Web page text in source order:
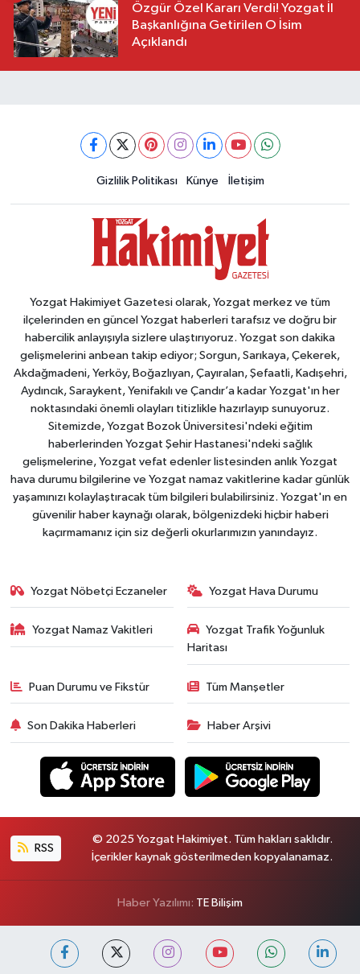
Özgür Özel Kararı Verdi! Yozgat İl
Başkanlığına Getirilen O İsim
Açıklandı
Gizlilik Politikası Künye İletişim
Yozgat Hakimiyet Gazetesi olarak, Yozgat merkez ve tüm
ilçelerinden en güncel Yozgat haberleri tarafsız ve doğru bir
habercilik anlayışıyla sizlere ulaştırıyoruz. Yozgat son dakika
gelişmelerini anbean takip ediyor; Sorgun, Sarıkaya, Çekerek,
Akdağmadeni, Yerköy, Boğazlıyan, Çayıralan, Şefaatli, Kadışehri,
Aydıncık, Saraykent, Yenifakılı ve Çandır’a kadar Yozgat'ın her
noktasındaki önemli olayları titizlikle hazırlayıp sunuyoruz.
Sitemizde, Yozgat Bozok Üniversitesi'ndeki eğitim
haberlerinden Yozgat Şehir Hastanesi'ndeki sağlık
gelişmelerine, Yozgat vefat edenler listesinden anlık Yozgat
hava durumu bilgilerine ve Yozgat namaz vakitlerine kadar günlük
yaşamınızı kolaylaştıracak tüm bilgileri bulabilirsiniz. Yozgat'ın en
güvenilir haber kaynağı olarak, bölgenizdeki hiçbir haberi
kaçırmamanız için siz değerli okurlarımızın yanındayız.
Yozgat Nöbetçi Eczaneler Yozgat Hava Durumu
Yozgat Namaz Vakitleri
Yozgat Trafik Yoğunluk
Haritası
Puan Durumu ve Fikstür Tüm Manşetler
Son Dakika Haberleri Haber Arşivi
RSS
© 2025 Yozgat Hakimiyet. Tüm hakları saklıdır.
İçerikler kaynak gösterilmeden kopyalanamaz.
Haber Yazılımı: TE Bilişim